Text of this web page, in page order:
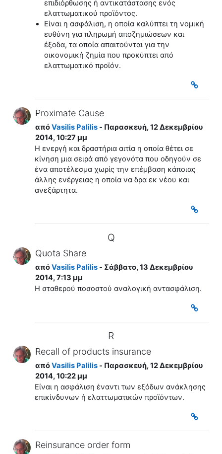
επιδιόρθωσης ή αντικατάστασης ενός
ελαττωματικού προϊόντος.
Είναι η ασφάλιση, η οποία καλύπτει τη νομική
ευθύνη για πληρωμή αποζημιώσεων και
έξοδα, τα οποία απαιτούνται για την
οικονομική ζημία που προκύπτει από
ελαττωματικό προϊόν.
Proximate Cause
απόVasilis Palilis- Παρασκευή, 12 Δεκεμβρίου
2014, 10:27 μμ
H ενεργή και δραστήρια αιτία η οποία θέτει σε
κίνηση μια σειρά από γεγονότα που οδηγούν σε
ένα αποτέλεσμα χωρίς την επέμβαση κάποιας
άλλης ενέργειας η οποία να δρα εκ νέου και
ανεξάρτητα.
Q
Quota Share
απόVasilis Palilis- Σάββατο, 13 Δεκεμβρίου
2014, 7:13 μμ
Η σταθερού ποσοστού αναλογική αντασφάλιση.
R
Recall of products insurance
απόVasilis Palilis- Παρασκευή, 12 Δεκεμβρίου
2014, 10:22 μμ
Είναι η ασφάλιση έναντι των εξόδων ανάκλησης
επικίνδυνων ή ελαττωματικών προϊόντων.
Reinsurance order form